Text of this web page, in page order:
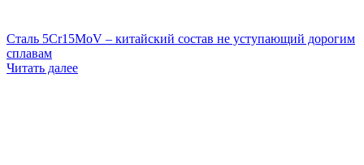
Сталь 5Cr15MoV – китайский состав не уступающий дорогим
сплавам
Читать далее